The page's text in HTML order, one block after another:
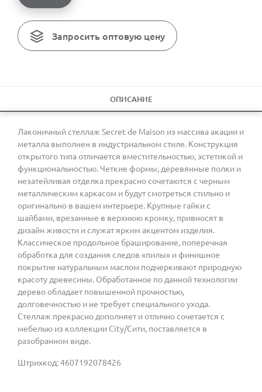
Запросить оптовую цену
ОПИСАНИЕ
Лаконичный стеллаж Secret de Maison из массива акации и
металла выполнен в индустриальном стиле. Конструкция
открытого типа отличается вместительностью, эстетикой и
функциональностью. Четкие формы, деревянные полки и
незатейливая отделка прекрасно сочетаются с черным
металлическим каркасом и будут смотреться стильно и
оригинально в вашем интерьере. Крупные гайки с
шайбами, врезанные в верхнюю кромку, привносят в
дизайн живости и служат ярким акцентом изделия.
Классическое продольное браширование, поперечная
обработка для создания следов «пилы» и финишное
покрытие натуральным маслом подчеркивают природную
красоту древесины. Обработанное по данной технологии
дерево обладает повышенной прочностью,
долговечностью и не требует специального ухода.
Стеллаж прекрасно дополняет и отлично сочетается с
мебелью из коллекции City/Сити, поставляется в
разобранном виде.
Штрихкод: 4607192078426